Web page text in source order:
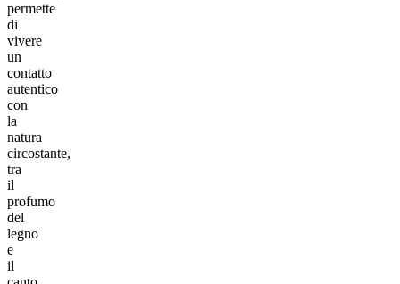
permette
di
vivere
un
contatto
autentico
con
la
natura
circostante,
tra
il
profumo
del
legno
e
il